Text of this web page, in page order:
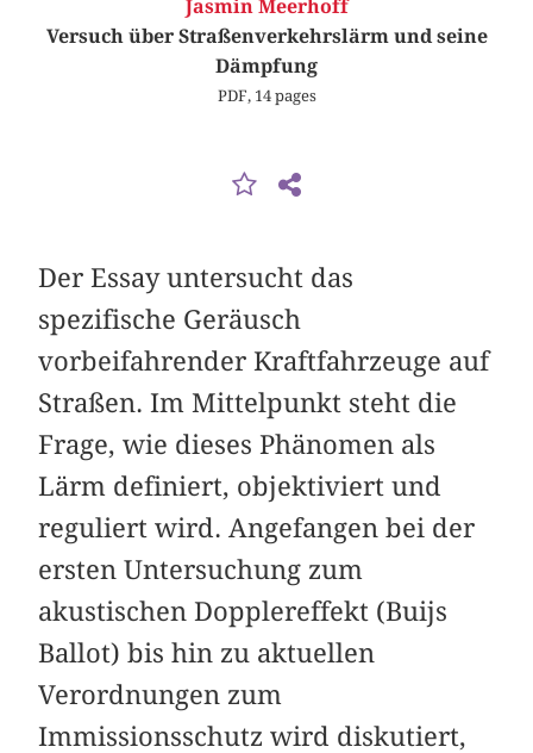
Jasmin Meerhoff
Versuch über Straßenverkehrslärm und seine
Dämpfung
PDF, 14 pages
Der Essay untersucht das
spezifische Geräusch
vorbeifahrender Kraftfahrzeuge auf
Straßen. Im Mittelpunkt steht die
Frage, wie dieses Phänomen als
Lärm definiert, objektiviert und
reguliert wird. Angefangen bei der
ersten Untersuchung zum
akustischen Dopplereffekt (Buijs
Ballot) bis hin zu aktuellen
Verordnungen zum
Immissionsschutz wird diskutiert,